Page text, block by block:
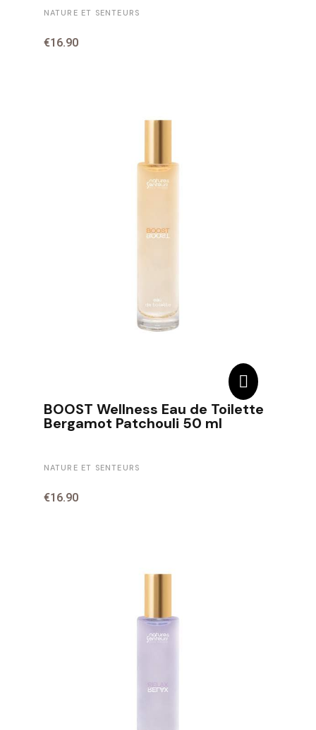
NATURE ET SENTEURS
€16.90
BOOST Wellness Eau de Toilette
Bergamot Patchouli 50 ml
NATURE ET SENTEURS
€16.90